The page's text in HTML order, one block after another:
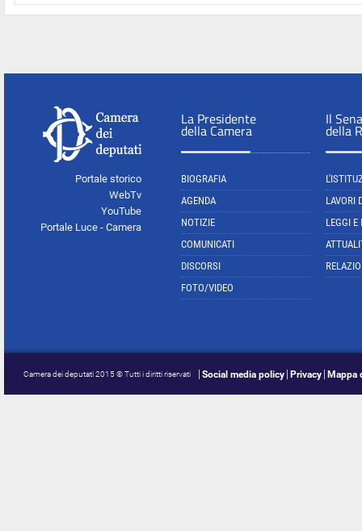
Portale storico
WebTv
YouTube
Portale Luce - Camera
La Presidente
della Camera
BIOGRAFIA
AGENDA
NOTIZIE
COMUNICATI
DISCORSI
FOTO/VIDEO
Il
della
LAVORI
LEGGI E
Camera dei deputati 2015 © Tutti i diritti riservati Social media policy Privacy Mappa